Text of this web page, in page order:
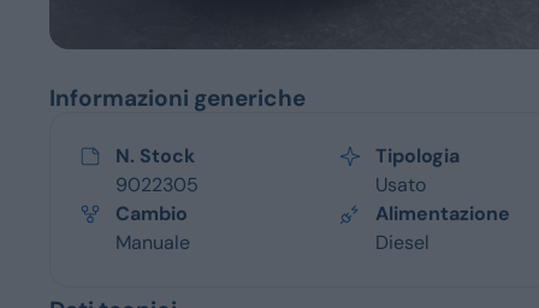
Informazioni generiche
N. Stock
9022305
Tipologia
Usato
Cambio
Manuale
Alimentazione
Diesel